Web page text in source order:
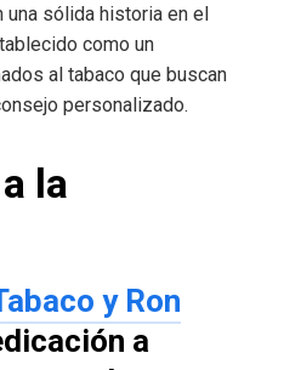
una sólida historia en el
como un
al tabaco que buscan
personalizado.
la
y Ron
a